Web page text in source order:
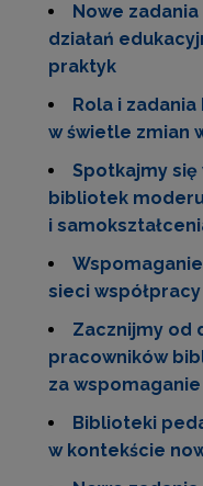
Nowe
działań
praktyk
Rola i
w świetle zmian
Spotkajmy
bibliotek
i
sieci
Zacznijmy od
pracowników
za
Biblioteki
w kontekście